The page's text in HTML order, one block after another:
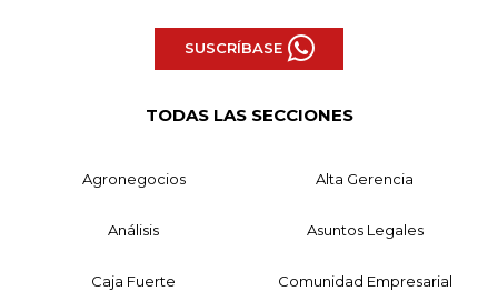
SUSCRÍBASE
TODAS LAS SECCIONES
Agronegocios Alta Gerencia
Análisis Asuntos Legales
Caja Fuerte Comunidad Empresarial